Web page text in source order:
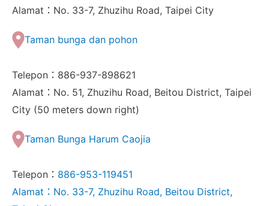
Alamat：No. 33-7, Zhuzihu Road, Taipei City
Taman bunga dan pohon
Telepon：886-937-898621
Alamat：No. 51, Zhuzihu Road, Beitou District, Taipei
City (50 meters down right)
Taman Bunga Harum Caojia
Telepon： 886-953-119451
Alamat：No. 33-7, Zhuzihu Road, Beitou District,